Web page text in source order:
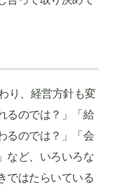
り、経営方針も変
るのでは？」「給
るのでは？」「会
など、いろいろな
ではたらいている